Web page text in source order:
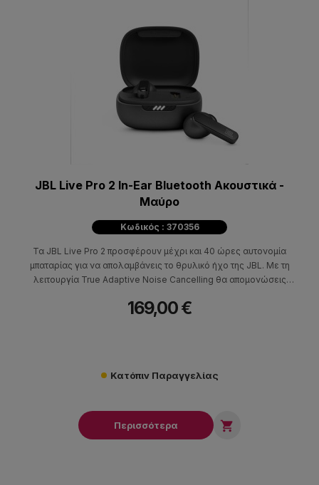
JBL Live Pro 2 In-Ear Bluetooth Ακουστικά -
Μαύρο
Κωδικός : 370356
Τα JBL Live Pro 2 προσφέρουν μέχρι και 40 ώρες αυτονομία
μπαταρίας για να απολαμβάνεις το θρυλικό ήχο της JBL. Με τη
λειτουργία True Adaptive Noise Cancelling θα απομονώσεις
ήχο που προσφέρουν.
169,00 €
Κατόπιν Παραγγελίας
Περισσότερα 